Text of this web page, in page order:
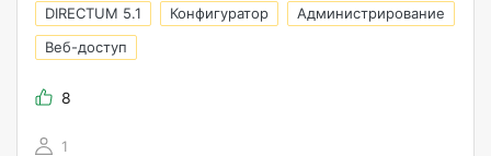
DIRECTUM 5.1 Конфигуратор
Администрирование
Веб-доступ
8
1